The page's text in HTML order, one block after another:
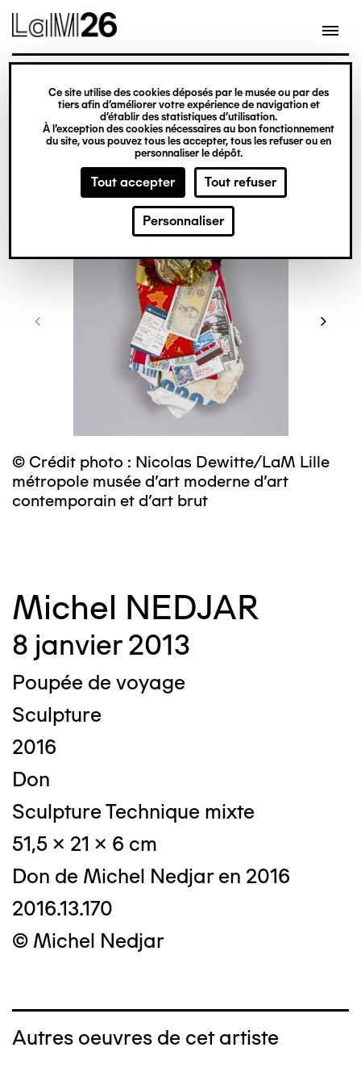
Gestion des cookies
Ce site utilise des cookies déposés par le musée ou par des
tiers afin d’améliorer votre expérience de navigation et
d’établir des statistiques d’utilisation.
À l’exception des cookies nécessaires au bon fonctionnement
du site, vous pouvez tous les accepter, tous les refuser ou en
personnaliser le dépôt.
Tout accepter Tout refuser
Personnaliser
contenu
© Crédit photo : Nicolas Dewitte/LaM Lille
métropole musée d’art moderne d’art
contemporain et d’art brut
Michel NEDJAR
8 janvier 2013
Poupée de voyage
Sculpture
2016
Don
Sculpture Technique mixte
51,5 x 21 x 6 cm
Don de Michel Nedjar en 2016
2016.13.170
© Michel Nedjar
Autres oeuvres de cet artiste